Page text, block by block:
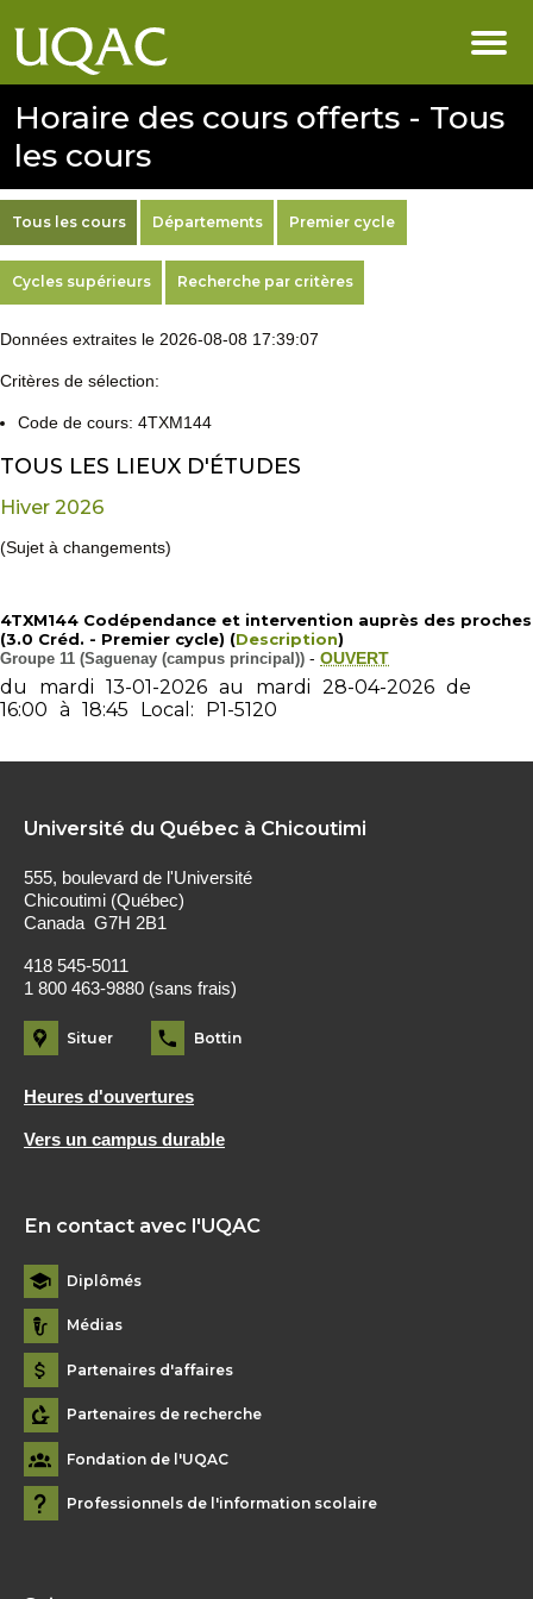
Horaire des cours offerts - Tous
les cours
Tous les cours Départements Premier cycle
Cycles supérieurs Recherche par critères
Données extraites le 2026-08-08 17:39:07
Critères de sélection:
Code de cours: 4TXM144
TOUS LES LIEUX D'ÉTUDES
Hiver 2026
(Sujet à changements)
4TXM144 Codépendance et intervention auprès des proches
(3.0 Créd. - Premier cycle) (Description)
Groupe 11 (Saguenay (campus principal)) - OUVERT
du mardi 13-01-2026 au mardi 28-04-2026 de
16:00 à 18:45 Local: P1-5120
Université du Québec à Chicoutimi
555, boulevard de l'Université
Chicoutimi (Québec)
Canada G7H 2B1
418 545-5011
1 800 463-9880 (sans frais)
Situer Bottin
Heures d'ouvertures
Vers un campus durable
En contact avec l'UQAC
Diplômés
Médias
Partenaires d'affaires
Partenaires de recherche
Fondation de l'UQAC
Professionnels de l'information scolaire